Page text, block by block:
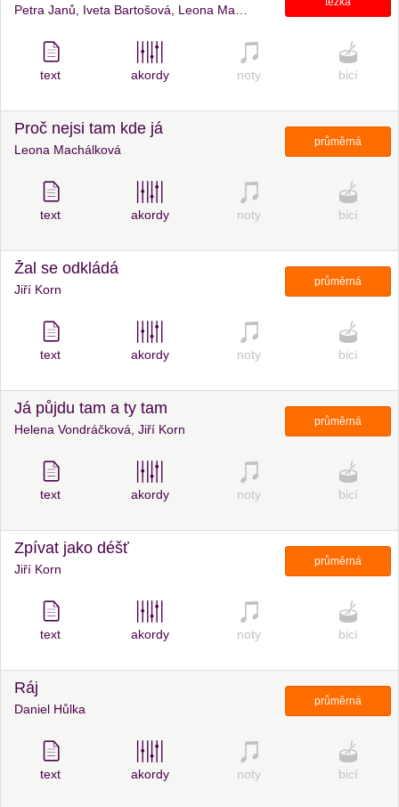
text akordy noty bicí
Proč nejsi tam kde já
Leona Machálková
průměrná
text akordy noty bicí
Žal se odkládá
Jiří Korn
průměrná
text akordy noty bicí
Já půjdu tam a ty tam
Helena Vondráčková, Jiří Korn
průměrná
text akordy noty bicí
Zpívat jako déšť
Jiří Korn
průměrná
text akordy noty bicí
Ráj
Daniel Hůlka
průměrná
text akordy noty bicí